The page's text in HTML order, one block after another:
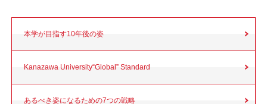
本学が目指す10年後の姿
Kanazawa University“Global” Standard
あるべき姿になるための7つの戦略